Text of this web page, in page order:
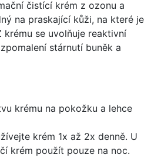
čistící krém z ozonu a
na praskající kůži, na které je
krému se uvolňuje reaktivní
stárnutí buněk a
krému na pokožku a lehce
krém 1x až 2x denně. U
krém použít pouze na noc.